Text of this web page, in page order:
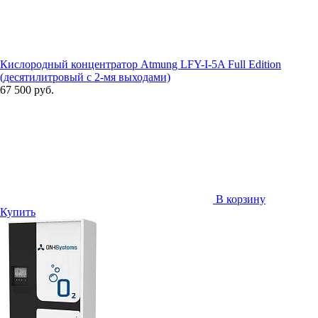
Кислородный концентратор Atmung LFY-I-5A Full Edition
(десятилитровый с 2-мя выходами)
67 500 руб.
В корзину
Купить